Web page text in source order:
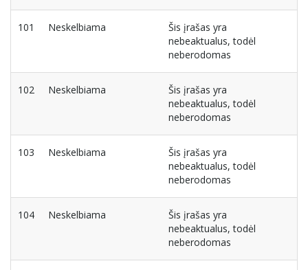
101 Neskelbiama
Šis įrašas yra
nebeaktualus, todėl
neberodomas
102 Neskelbiama
Šis įrašas yra
nebeaktualus, todėl
neberodomas
103 Neskelbiama
Šis įrašas yra
nebeaktualus, todėl
neberodomas
104 Neskelbiama
Šis įrašas yra
nebeaktualus, todėl
neberodomas